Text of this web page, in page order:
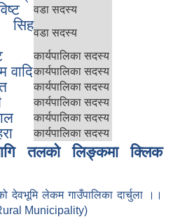
वडा सदस्य
सिहवडा सदस्य
कार्यपालिका सदस्य
वादिकार्यपालिका सदस्य
कार्यपालिका सदस्य
कार्यपालिका सदस्य
कार्यपालिका सदस्य
कार्यपालिका सदस्य
तलको लिङ्कमा क्लिक
देवभूमि लेकम गाउँपालिका दार्चुला ।।
Municipality)